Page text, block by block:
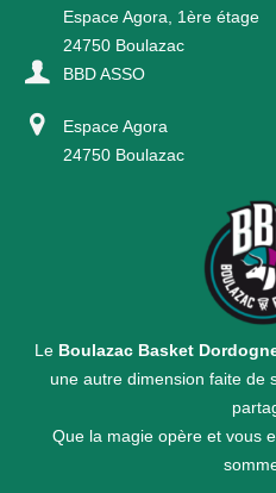
Espace Agora, 1ère étage
24750 Boulazac
BBD ASSO
Espace Agora
24750 Boulazac
Le Boulazac Basket
une autre dimension faite de
Que la magie opère et vous